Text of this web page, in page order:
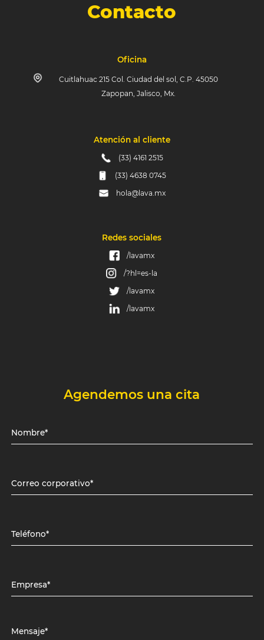
Contacto
Oficina
Cuitlahuac 215 Col. Ciudad del sol, C.P. 45050
Zapopan, Jalisco, Mx.
Atención al cliente
(33) 4161 2515
(33) 4638 0745
hola@lava.mx
Redes sociales
/lavamx
/?hl=es-la
/lavamx
/lavamx
Agendemos una cita
Nombre*
Correo corporativo*
Teléfono*
Empresa*
Mensaje*